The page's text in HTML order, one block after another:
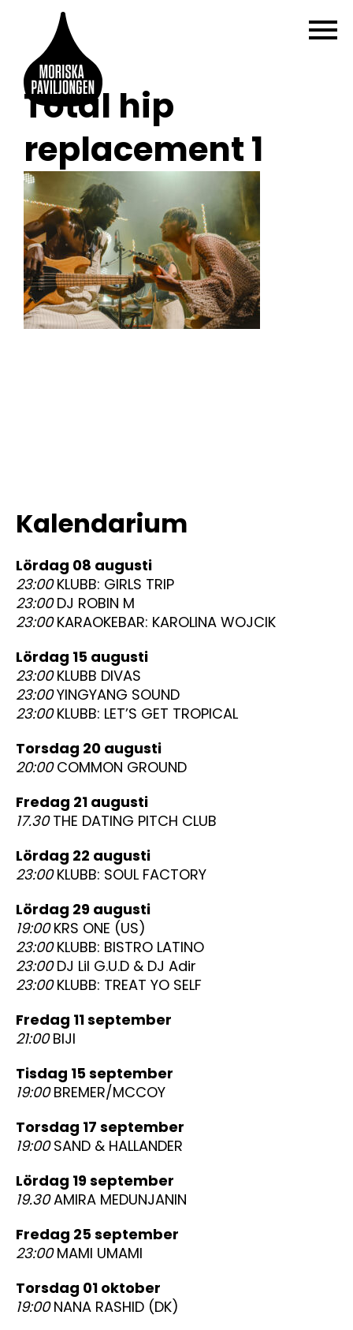
Total hip
replacement 1
Kalendarium
lördag 08 augusti
23:00KLUBB: GIRLS TRIP
23:00DJ ROBIN M
23:00KARAOKEBAR: KAROLINA WOJCIK
lördag 15 augusti
23:00KLUBB DIVAS
23:00YINGYANG SOUND
23:00KLUBB: LET’S GET TROPICAL
torsdag 20 augusti
20:00COMMON GROUND
fredag 21 augusti
17.30THE DATING PITCH CLUB
lördag 22 augusti
23:00KLUBB: SOUL FACTORY
lördag 29 augusti
19:00KRS ONE (US)
23:00KLUBB: BISTRO LATINO
23:00DJ Lil G.U.D & DJ Adir
23:00KLUBB: TREAT YO SELF
fredag 11 september
21:00BIJI
tisdag 15 september
19:00BREMER/MCCOY
torsdag 17 september
19:00SAND & HALLANDER
lördag 19 september
19.30AMIRA MEDUNJANIN
fredag 25 september
23:00MAMI UMAMI
torsdag 01 oktober
19:00NANA RASHID (DK)